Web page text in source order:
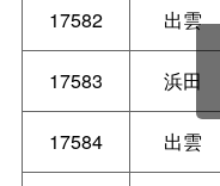
17582 出雲
17583 浜田
17584 出雲